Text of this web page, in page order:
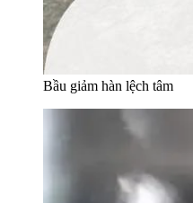
Bầu giảm hàn lệch tâm